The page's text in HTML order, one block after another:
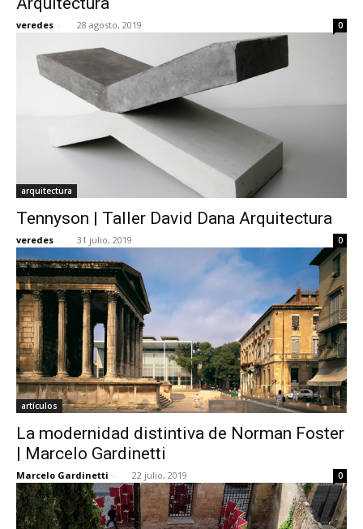
veredes - 28 agosto, 2019 0
arquitectura
Tennyson | Taller David Dana Arquitectura
veredes - 31 julio, 2019 0
artículos
La modernidad distintiva de Norman Foster
| Marcelo Gardinetti
Marcelo Gardinetti - 22 julio, 2019 0